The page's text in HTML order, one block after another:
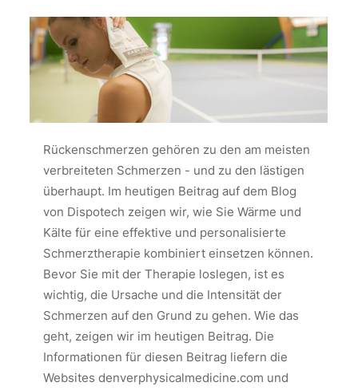
Rückenschmerzen gehören zu den am meisten
verbreiteten Schmerzen - und zu den lästigen
überhaupt. Im heutigen Beitrag auf dem Blog
von Dispotech zeigen wir, wie Sie Wärme und
Kälte für eine effektive und personalisierte
Schmerztherapie kombiniert einsetzen können.
Bevor Sie mit der Therapie loslegen, ist es
wichtig, die Ursache und die Intensität der
Schmerzen auf den Grund zu gehen. Wie das
geht, zeigen wir im heutigen Beitrag. Die
Informationen für diesen Beitrag liefern die
Websites denverphysicalmedicine.com und